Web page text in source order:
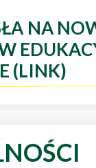
NA
(LINK)